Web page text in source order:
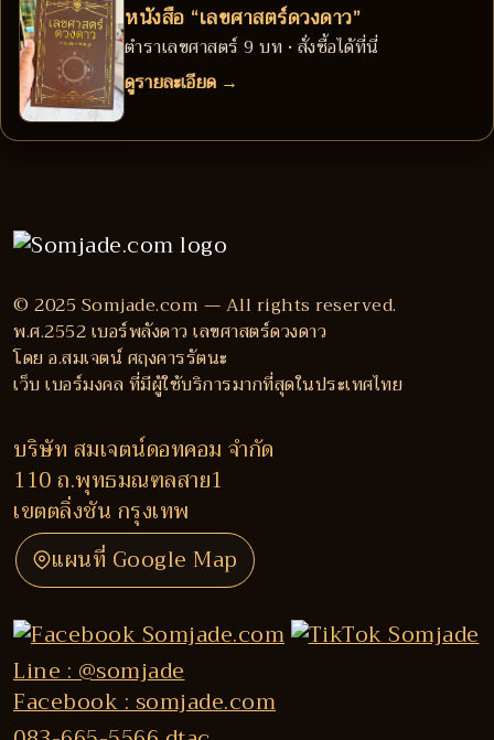
หนังสือ “เลขศาสตร์ดวงดาว”
ตำราเลขศาสตร์ 9 บท • สั่งซื้อได้ที่นี่
ดูรายละเอียด →
© 2025 Somjade.com — All rights reserved.
พ.ศ.2552 เบอร์พลังดาว เลขศาสตร์ดวงดาว
โดย อ.สมเจตน์ ศฤงคารรัตนะ
เว็บ เบอร์มงคล ที่มีผู้ใช้บริการมากที่สุดในประเทศไทย
บริษัท สมเจตน์ดอทคอม จำกัด
110 ถ.พุทธมณฑลสาย1
เขตตลิ่งชัน กรุงเทพ
แผนที่ Google Map
Line : @somjade
Facebook : somjade.com